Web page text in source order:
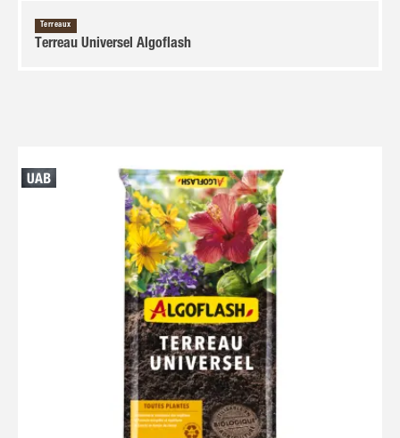
Terreaux
Terreau Universel Algoflash